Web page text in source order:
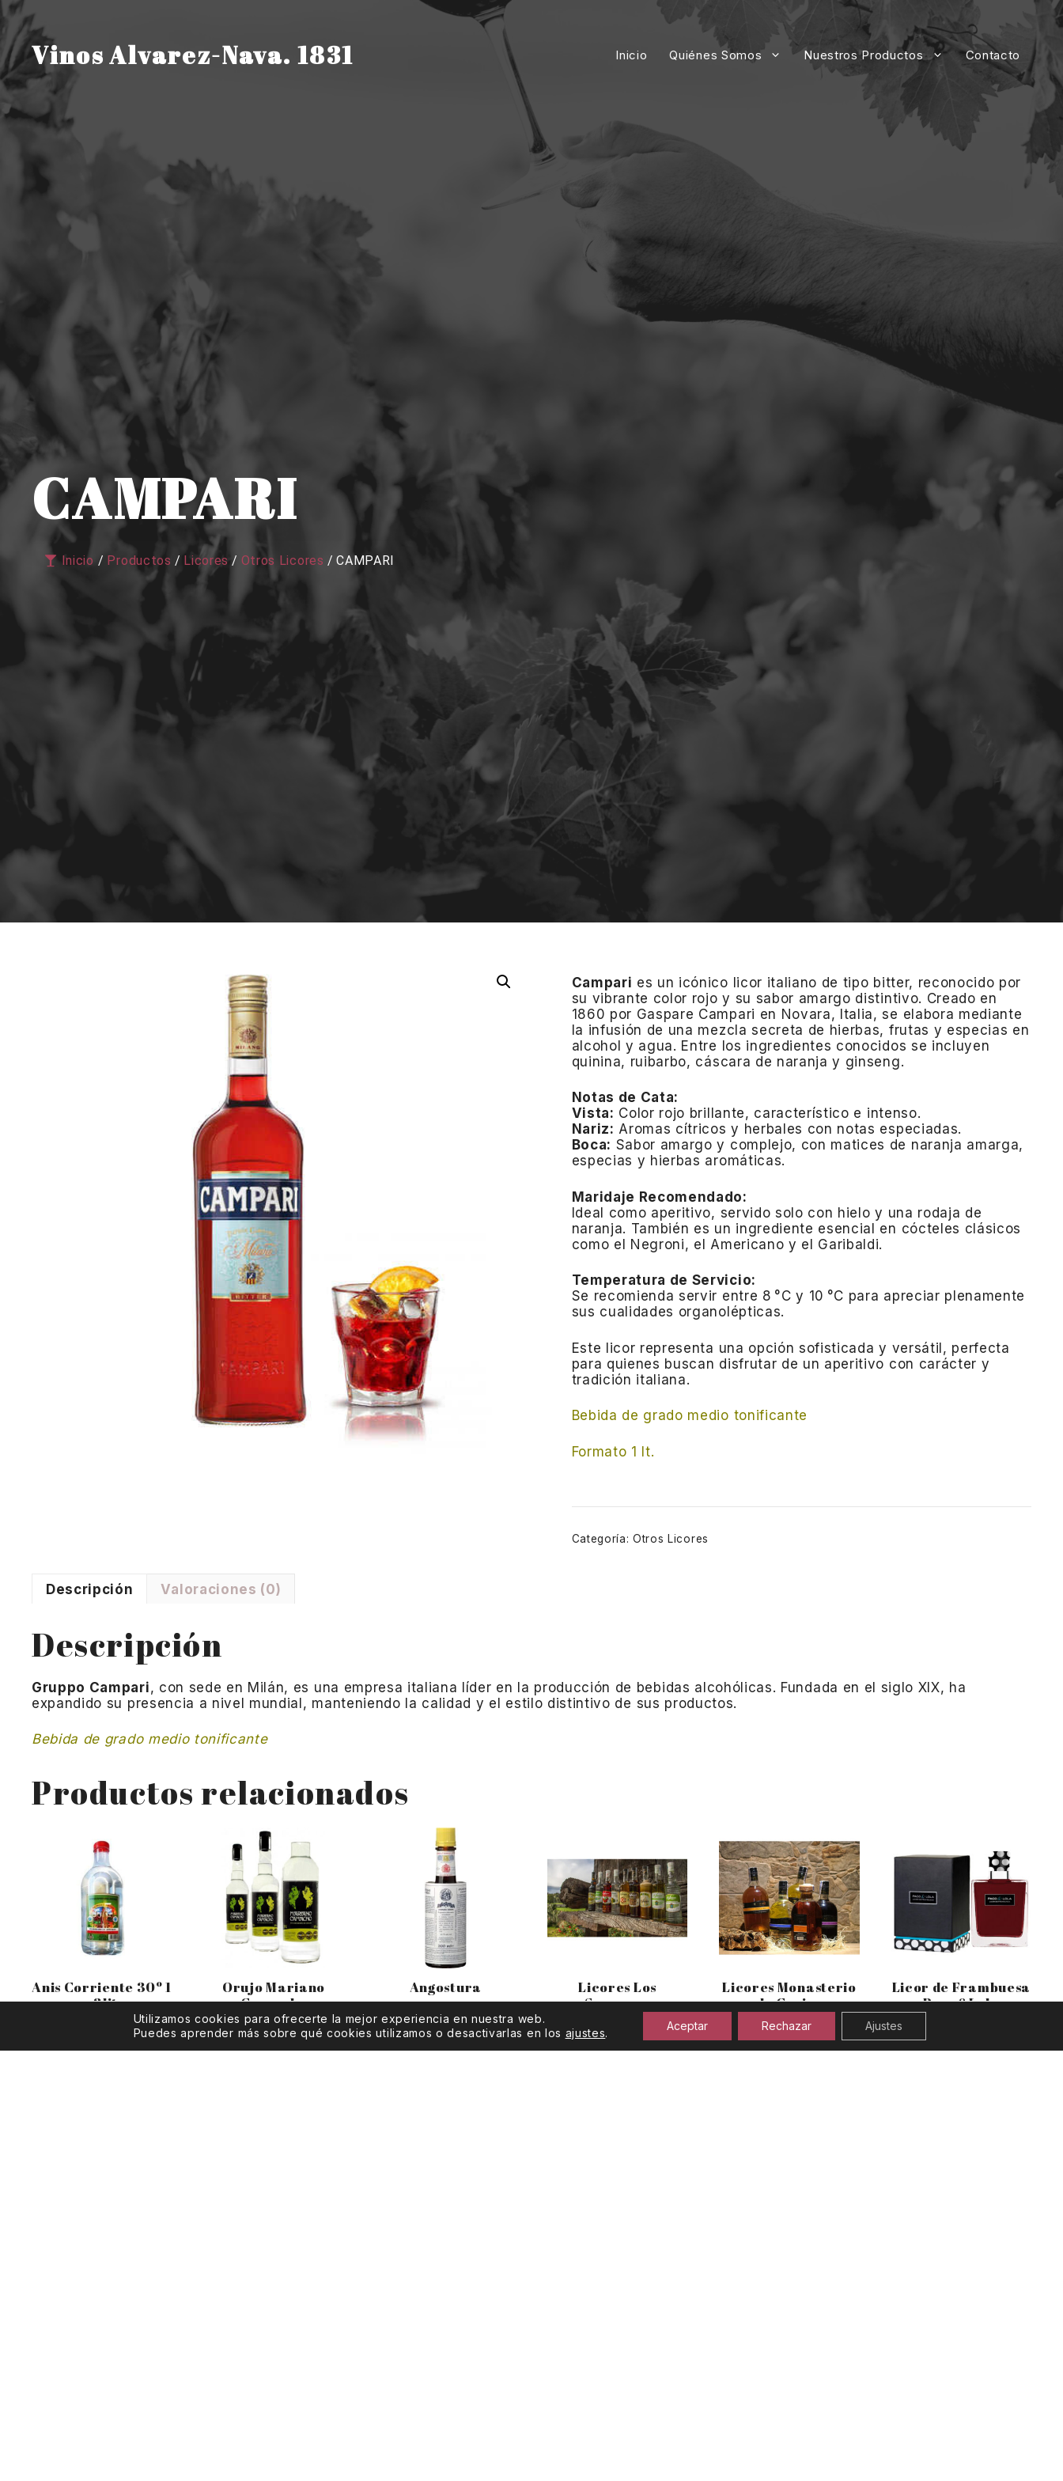
Saltar
contenidoVinos Alvarez-Nava. 1831 Inicio Quiénes Somos Nuestros Productos Contacto
CAMPARI
Inicio / Productos / Licores / Otros Licores / CAMPARI
Campari es un icónico licor italiano de tipo bitter, reconocido por
su vibrante color rojo y su sabor amargo distintivo. Creado en
1860 por Gaspare Campari en Novara, Italia, se elabora mediante
la infusión de una mezcla secreta de hierbas, frutas y especias en
alcohol y agua. Entre los ingredientes conocidos se incluyen
quinina, ruibarbo, cáscara de naranja y ginseng.
Notas de Cata:
Vista: Color rojo brillante, característico e intenso.
Nariz: Aromas cítricos y herbales con notas especiadas.
Boca: Sabor amargo y complejo, con matices de naranja amarga,
especias y hierbas aromáticas.
Maridaje Recomendado:
Ideal como aperitivo, servido solo con hielo y una rodaja de
naranja. También es un ingrediente esencial en cócteles clásicos
como el Negroni, el Americano y el Garibaldi.
Temperatura de Servicio:
Se recomienda servir entre 8 °C y 10 °C para apreciar plenamente
sus cualidades organolépticas.
Este licor representa una opción sofisticada y versátil, perfecta
para quienes buscan disfrutar de un aperitivo con carácter y
tradición italiana.
Bebida de grado medio tonificante
Formato 1 lt.
Categoría:Otros Licores
Descripción Valoraciones (0)
Descripción
Gruppo Campari, con sede en Milán, es una empresa italiana líder en la producción de bebidas alcohólicas. Fundada en el siglo XIX, ha
expandido su presencia a nivel mundial, manteniendo la calidad y el estilo distintivo de sus productos.
Bebida de grado medio tonificante
Productos relacionados
Anis Corriente 30º 1
y 3lit.
Orujo Mariano
Camacho
Angostura
Licores Los
Serranos
Licores Monasterio
de Corias
Licor de Frambuesa
Paco&Lola
Utilizamos cookies para ofrecerte la mejor experiencia en nuestra web.
Puedes aprender más sobre qué cookies utilizamos o desactivarlas en los ajustes.
Aceptar Rechazar Ajustes